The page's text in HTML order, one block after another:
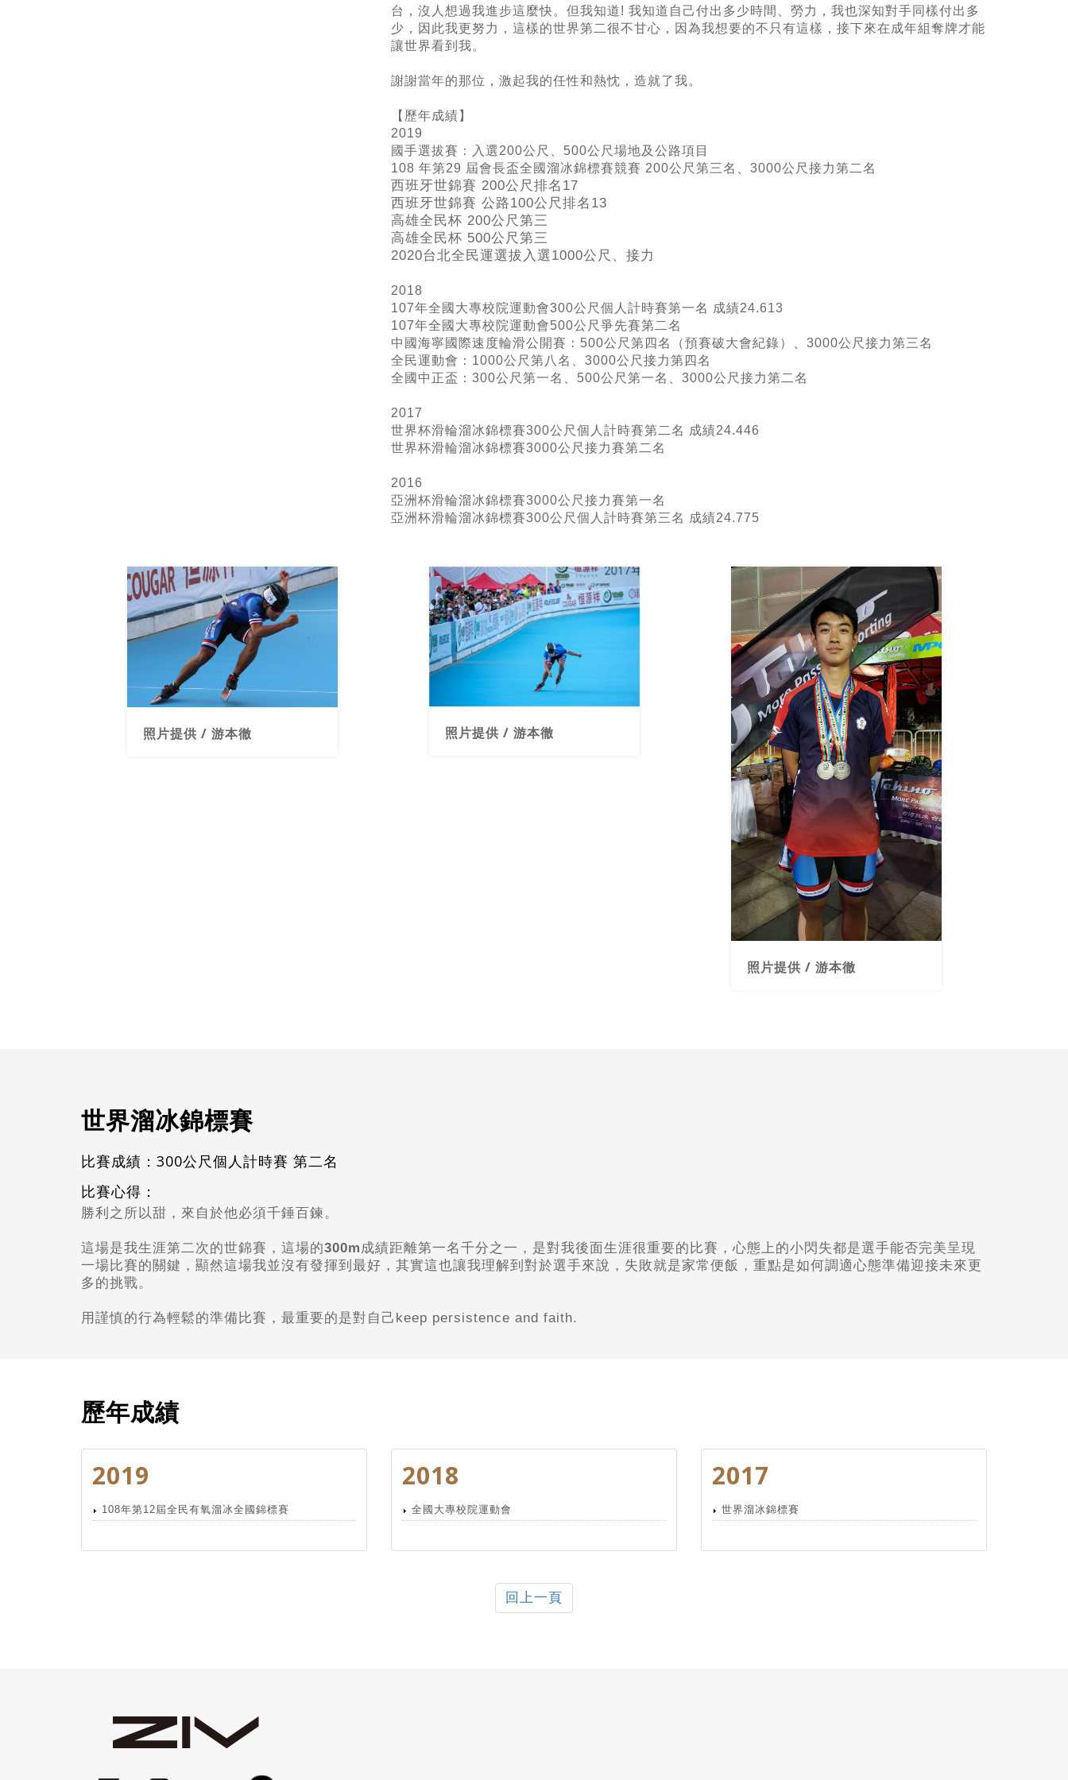
台，沒人想過我進步這麼快。但我知道! 我知道自己付出多少時間、勞力，我也深知對手同樣付出多
少，因此我更努力，這樣的世界第二很不甘心，因為我想要的不只有這樣，接下來在成年組奪牌才能
讓世界看到我。
謝謝當年的那位，激起我的任性和熱忱，造就了我。
【歷年成績】
2019
國手選拔賽：入選200公尺、 500公尺場地及公路項目
108 年第29 屆會長盃全國溜冰錦標賽競賽 200公尺第三名、 3000公尺接力第二名
西班牙世錦賽 200公尺排名17
西班牙世錦賽 公路100公尺排名13
高雄全民杯 200公尺第三
高雄全民杯 500公尺第三
2020台北全民運選拔入選1000公尺、接力
2018
107年全國大專校院運動會300公尺個人計時賽第一名 成績24.613
107年全國大專校院運動會500公尺爭先賽第二名
中國海寧國際速度輪滑公開賽： 500公尺第四名（預賽破大會紀錄） 、3000公尺接力第三名
全民運動會： 1000公尺第八名 、3000公尺接力第四名
全國中正盃： 300公尺第一名 、500公尺第一名 、3000公尺接力第二名
2017
世界杯滑輪溜冰錦標賽300公尺個人計時賽第二名 成績24.446
世界杯滑輪溜冰錦標賽3000公尺接力賽第二名
2016
亞洲杯滑輪溜冰錦標賽3000公尺接力賽第一名
亞洲杯滑輪溜冰錦標賽300公尺個人計時賽第三名 成績24.775
照片提供 / 游本徹 照片提供 / 游本徹
照片提供 / 游本徹
世界溜冰錦標賽
比賽成績：300公尺個人計時賽 第二名
比賽心得：
勝利之所以甜，來自於他必須千錘百鍊。
這場是我生涯第二次的世錦賽，這場的300m成績距離第一名千分之一，是對我後面生涯很重要的比賽，心態上的小閃失都是選手能否完美呈現
一場比賽的關鍵，顯然這場我並沒有發揮到最好，其實這也讓我理解到對於選手來說，失敗就是家常便飯，重點是如何調適心態準備迎接未來更
多的挑戰。
用謹慎的行為輕鬆的準備比賽，最重要的是對自己keep persistence and faith.
歷年成績
2019
108年第12屆全民有氧溜冰全國錦標賽
2018
全國大專校院運動會
2017
世界溜冰錦標賽
回上一頁